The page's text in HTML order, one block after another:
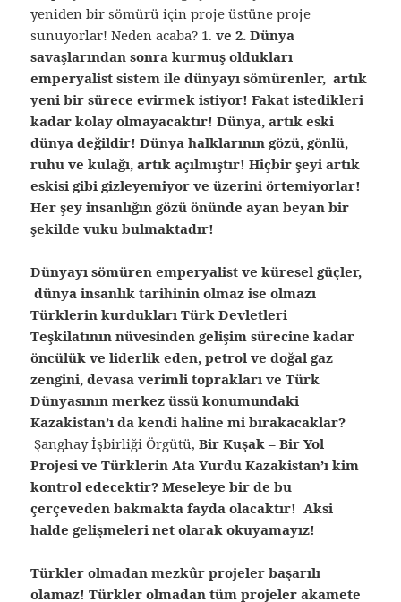
yeniden bir sömürü için proje üstüne proje
sunuyorlar! Neden acaba? 1. ve 2. Dünya
savaşlarından sonra kurmuş oldukları
emperyalist sistem ile dünyayı sömürenler, artık
yeni bir sürece evirmek istiyor! Fakat istedikleri
kadar kolay olmayacaktır! Dünya, artık eski
dünya değildir! Dünya halklarının gözü, gönlü,
ruhu ve kulağı, artık açılmıştır! Hiçbir şeyi artık
eskisi gibi gizleyemiyor ve üzerini örtemiyorlar!
Her şey insanlığın gözü önünde ayan beyan bir
şekilde vuku bulmaktadır!
Dünyayı sömüren emperyalist ve küresel güçler,
dünya insanlık tarihinin olmaz ise olmazı
Türklerin kurdukları Türk Devletleri
Teşkilatının nüvesinden gelişim sürecine kadar
öncülük ve liderlik eden, petrol ve doğal gaz
zengini, devasa verimli toprakları ve Türk
Dünyasının merkez üssü konumundaki
Kazakistan’ı da kendi haline mi bırakacaklar?
Şanghay İşbirliği Örgütü,Bir Kuşak – Bir Yol
Projesi ve Türklerin Ata Yurdu Kazakistan’ı kim
kontrol edecektir? Meseleye bir de bu
çerçeveden bakmakta fayda olacaktır! Aksi
halde gelişmeleri net olarak okuyamayız!
Türkler olmadan mezkûr projeler başarılı
olamaz! Türkler olmadan tüm projeler akamete